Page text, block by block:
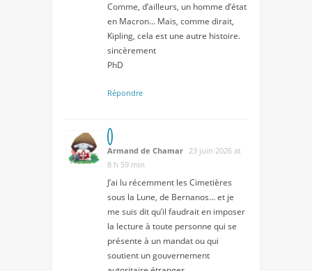
Comme, d’ailleurs, un homme d’état
en Macron… Mais, comme dirait,
Kipling, cela est une autre histoire.
sincèrement
PhD
Répondre
Armand de Chamar 23 juin 2026 at
8 h 59 min
J’ai lu récemment les Cimetières
sous la Lune, de Bernanos… et je
me suis dit qu’il faudrait en imposer
la lecture à toute personne qui se
présente à un mandat ou qui
soutient un gouvernement